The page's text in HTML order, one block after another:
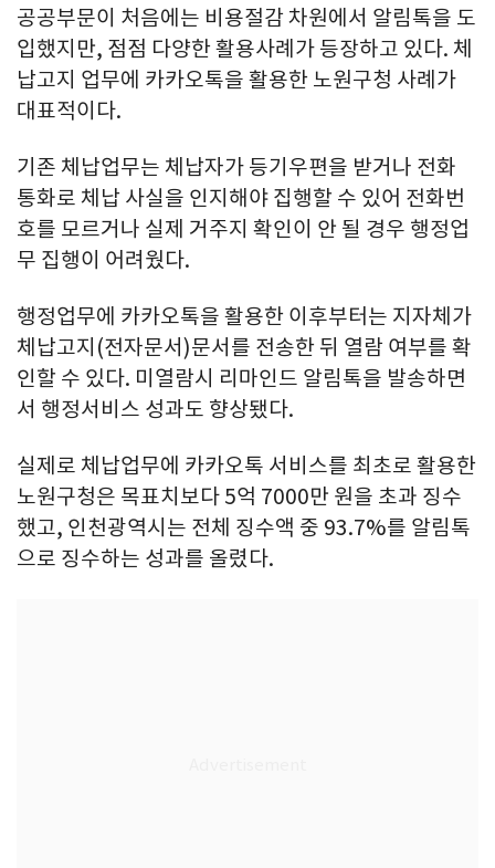
공공부문이 처음에는 비용절감 차원에서 알림톡을 도
입했지만, 점점 다양한 활용사례가 등장하고 있다. 체
납고지 업무에 카카오톡을 활용한 노원구청 사례가
대표적이다.
기존 체납업무는 체납자가 등기우편을 받거나 전화
통화로 체납 사실을 인지해야 집행할 수 있어 전화번
호를 모르거나 실제 거주지 확인이 안 될 경우 행정업
무 집행이 어려웠다.
행정업무에 카카오톡을 활용한 이후부터는 지자체가
체납고지(전자문서)문서를 전송한 뒤 열람 여부를 확
인할 수 있다. 미열람시 리마인드 알림톡을 발송하면
서 행정서비스 성과도 향상됐다.
실제로 체납업무에 카카오톡 서비스를 최초로 활용한
노원구청은 목표치보다 5억 7000만 원을 초과 징수
했고, 인천광역시는 전체 징수액 중 93.7%를 알림톡
으로 징수하는 성과를 올렸다.